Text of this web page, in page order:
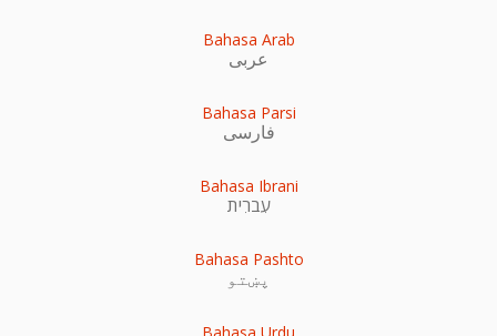
Bahasa Arab
عربى
Bahasa Parsi
فارسی
Bahasa Ibrani
עִברִית
Bahasa Pashto
پښتو